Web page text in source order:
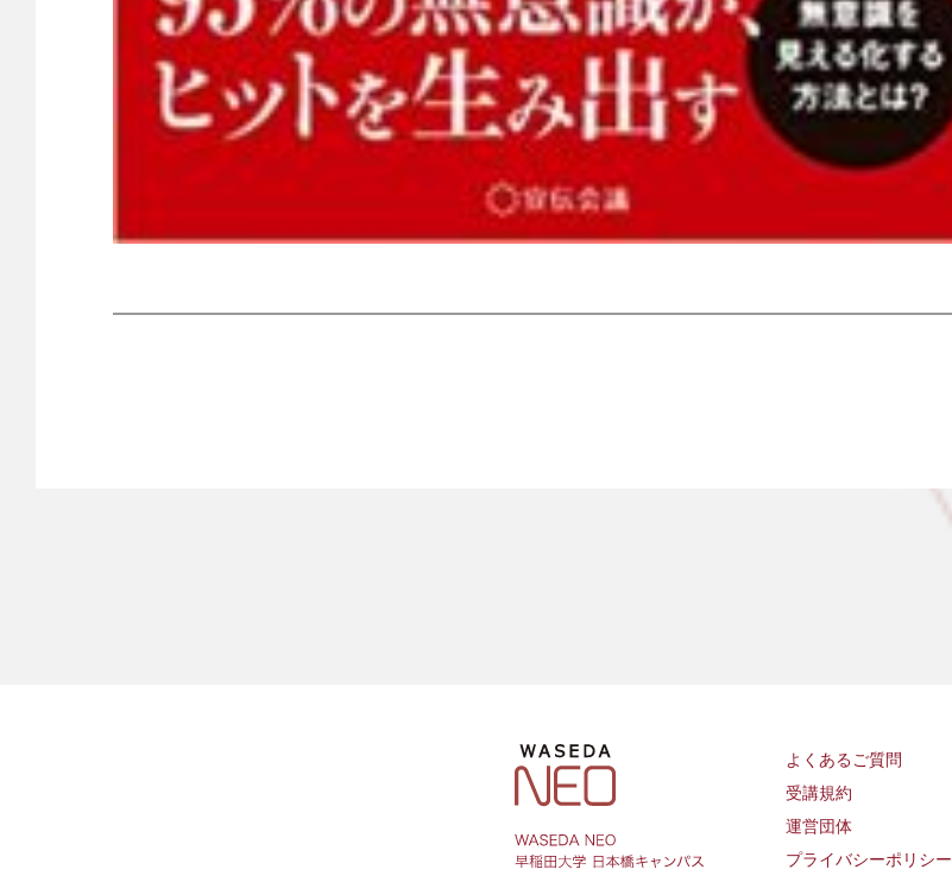
よくあるご質問
受講規約
運営団体
プライバシーポリシー